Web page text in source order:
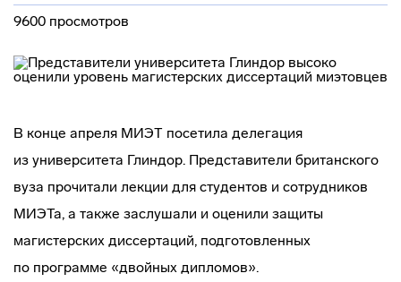
9600 просмотров
В конце апреля МИЭТ посетила делегация
из университета Глиндор. Представители британского
вуза прочитали лекции для студентов и сотрудников
МИЭТа, а также заслушали и оценили защиты
магистерских диссертаций, подготовленных
по программе «двойных дипломов».